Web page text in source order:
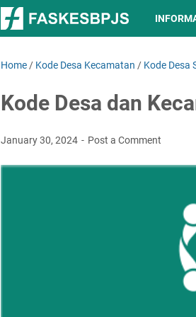
Home / Kode Desa Kecamatan / Kode Desa
Kode Desa dan
January 30, 2024 Post a Comment